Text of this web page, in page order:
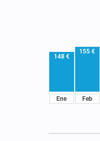
148 €
Ene
155 €
Feb